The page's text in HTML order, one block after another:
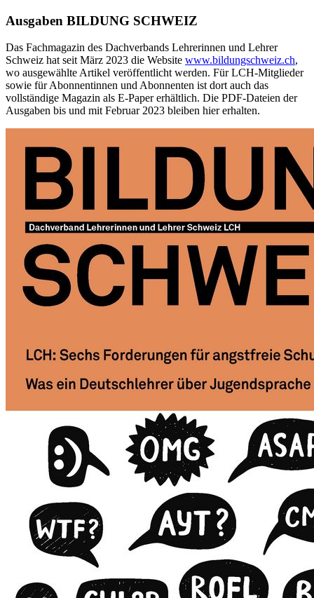
Ausgaben BILDUNG SCHWEIZ
Das Fachmagazin des Dachverbands Lehrerinnen und Lehrer
Schweiz hat seit März 2023 die Website www.bildungschweiz.ch,
wo ausgewählte Artikel veröffentlicht werden. Für LCH-Mitglieder
sowie für Abonnentinnen und Abonnenten ist dort auch das
vollständige Magazin als E-Paper erhältlich. Die PDF-Dateien der
Ausgaben bis und mit Februar 2023 bleiben hier erhalten.